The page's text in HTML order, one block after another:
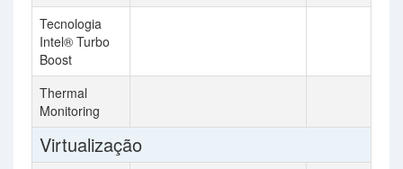
Tecnologia
Intel® Turbo
Boost
Thermal
Monitoring
Virtualização